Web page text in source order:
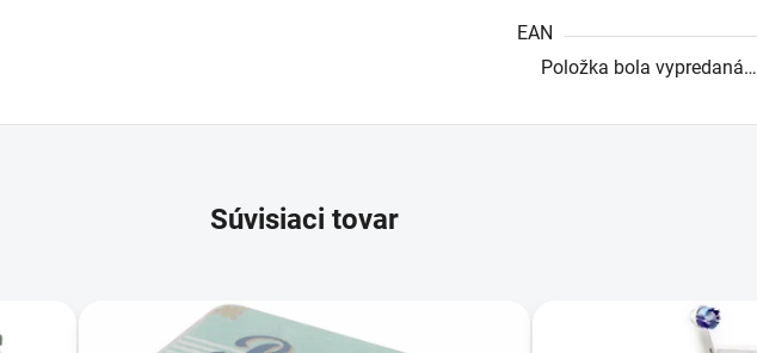
EAN
Položka bola vypredaná…
Súvisiaci tovar